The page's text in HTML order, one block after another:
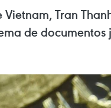
Tran
de documentos